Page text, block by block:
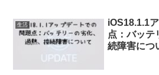
生活
iOS18.1.1
点：バッテ
続障害につ